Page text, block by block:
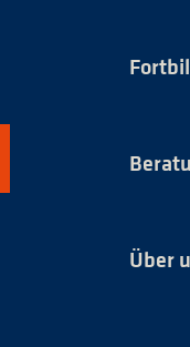
Über